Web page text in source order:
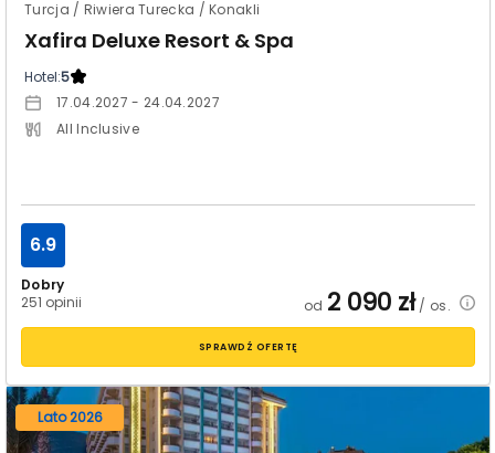
Turcja / Riwiera Turecka / Konakli
Xafira Deluxe Resort & Spa
Hotel:5
17.04.2027 - 24.04.2027
All Inclusive
Dobry
251 opinii
6.9
od 2 090 zł/ os.
SPRAWDŹ OFERTĘ
Lato 2026